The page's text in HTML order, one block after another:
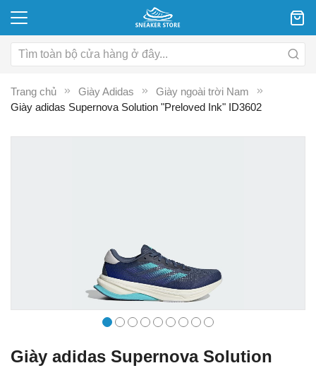
Trang chủ Giày Adidas
Giày ngoài trời Nam
Giày adidas Supernova Solution "Preloved Ink" ID3602
Giày adidas Supernova Solution